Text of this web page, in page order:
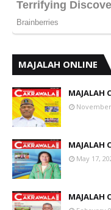
MAJALAH ONLINE
MAJALAH
November
MAJALAH
May 17,
MAJALAH